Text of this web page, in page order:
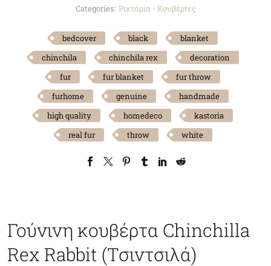
Categories: Ριχτάρια - Κουβέρτες
bedcover black
blanket
chinchila
chinchila rex
decoration
fur
fur blanket
fur throw
furhome
genuine
handmade
high quality
homedeco
kastoria
real fur
throw white
Γούνινη κουβέρτα Chinchilla
Rex Rabbit (Τσιντσιλά)